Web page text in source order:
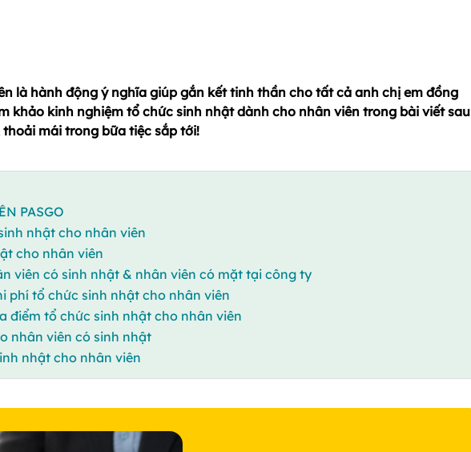
là hành động ý nghĩa giúp gắn kết tinh thần cho tất cả anh chị em đồng
khảo kinh nghiệm tổ chức sinh nhật dành cho nhân viên trong bài viết sau
mái trong bữa tiệc sắp tới!
PASGO
nhật cho nhân viên
cho nhân viên
viên có sinh nhật & nhân viên có mặt tại công ty
phí tổ chức sinh nhật cho nhân viên
điểm tổ chức sinh nhật cho nhân viên
nhân viên có sinh nhật
nhật cho nhân viên